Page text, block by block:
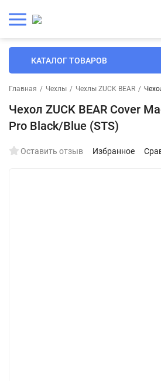
КАТАЛОГ ТОВАРОВ
Главная / Чехлы / Чехлы ZUCK BEAR /
Чехол ZUCK BEAR Cover
Pro Black/Blue (STS)
Оставить отзыв Избранное